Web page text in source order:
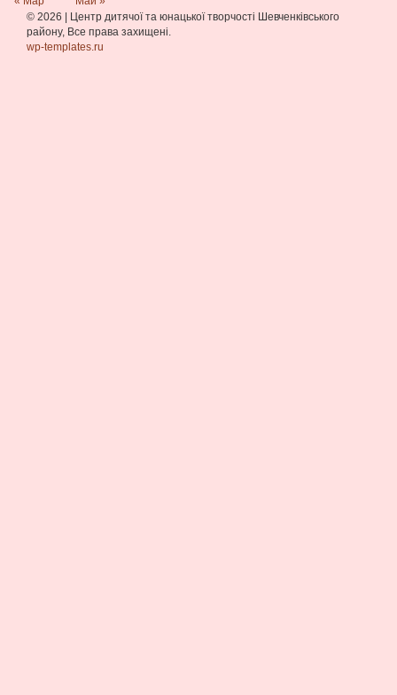
© 2026 | Центр дитячої та юнацької творчості Шевченківського
району, Все права захищені.
wp-templates.ru